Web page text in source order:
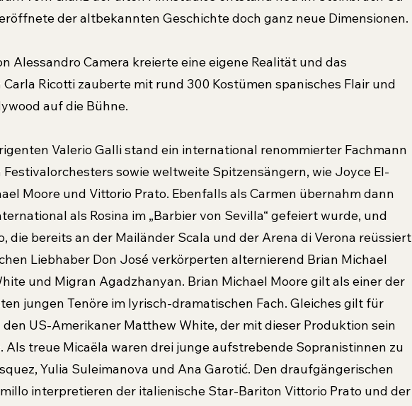
der altbekannten Geschichte doch ganz neue Dimensionen.
Alessandro Camera kreierte eine eigene Realität und das
Ricotti zauberte mit rund 300 Kostümen spanisches Flair und
auf die Bühne.
Valerio Galli stand ein international renommierter Fachmann
Festivalorchesters sowie weltweite Spitzensängern, wie Joyce El-
Moore und Vittorio Prato. Ebenfalls als Carmen übernahm dann
als Rosina im „Barbier von Sevilla“ gefeiert wurde, und
die bereits an der Mailänder Scala und der Arena di Verona reüssiert
Liebhaber Don José verkörperten alternierend Brian Michael
und Migran Agadzhanyan. Brian Michael Moore gilt als einer der
jungen Tenöre im lyrisch-dramatischen Fach. Gleiches gilt für
US-Amerikaner Matthew White, der mit dieser Produktion sein
Als treue Micaёla waren drei junge aufstrebende Sopranistinnen zu
Yulia Suleimanova und Ana Garotić. Den draufgängerischen
interpretieren der italienische Star-Bariton Vittorio Prato und der